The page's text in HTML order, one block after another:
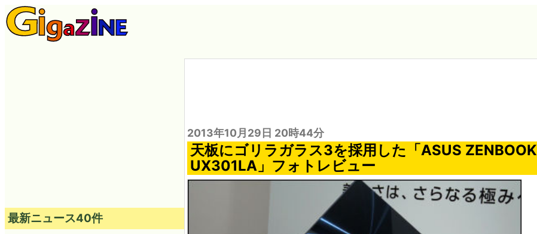
2013年10月29日 20時44分
天板にゴリラガラス3を採用した「ASUS ZENBOOK
UX301LA」フォトレビュー
最新ニュース40件